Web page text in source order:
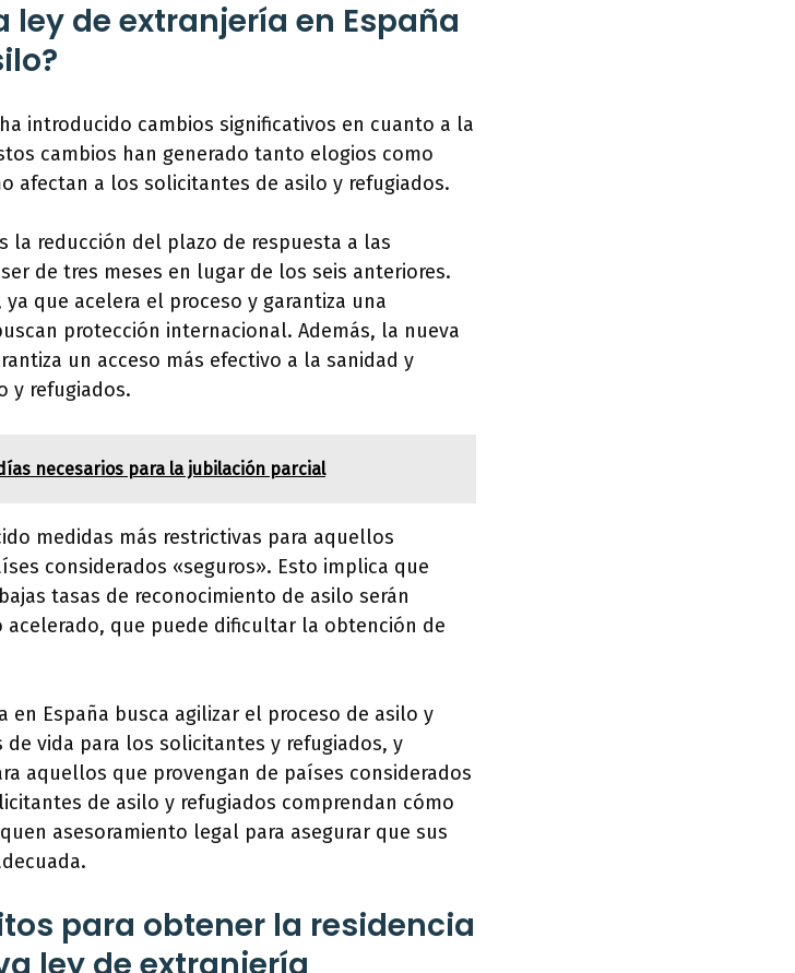
de extranjería en España
introducido cambios significativos en cuanto a la
cambios han generado tanto elogios como
afectan a los solicitantes de asilo y refugiados.
la reducción del plazo de respuesta a las
de tres meses en lugar de los seis anteriores.
que acelera el proceso y garantiza una
protección internacional. Además, la nueva
un acceso más efectivo a la sanidad y
y refugiados.
necesarios para la jubilación parcial
medidas más restrictivas para aquellos
considerados «seguros». Esto implica que
tasas de reconocimiento de asilo serán
que puede dificultar la obtención de
en España busca agilizar el proceso de asilo y
vida para los solicitantes y refugiados, y
aquellos que provengan de países considerados
de asilo y refugiados comprendan cómo
asesoramiento legal para asegurar que sus
para obtener la residencia